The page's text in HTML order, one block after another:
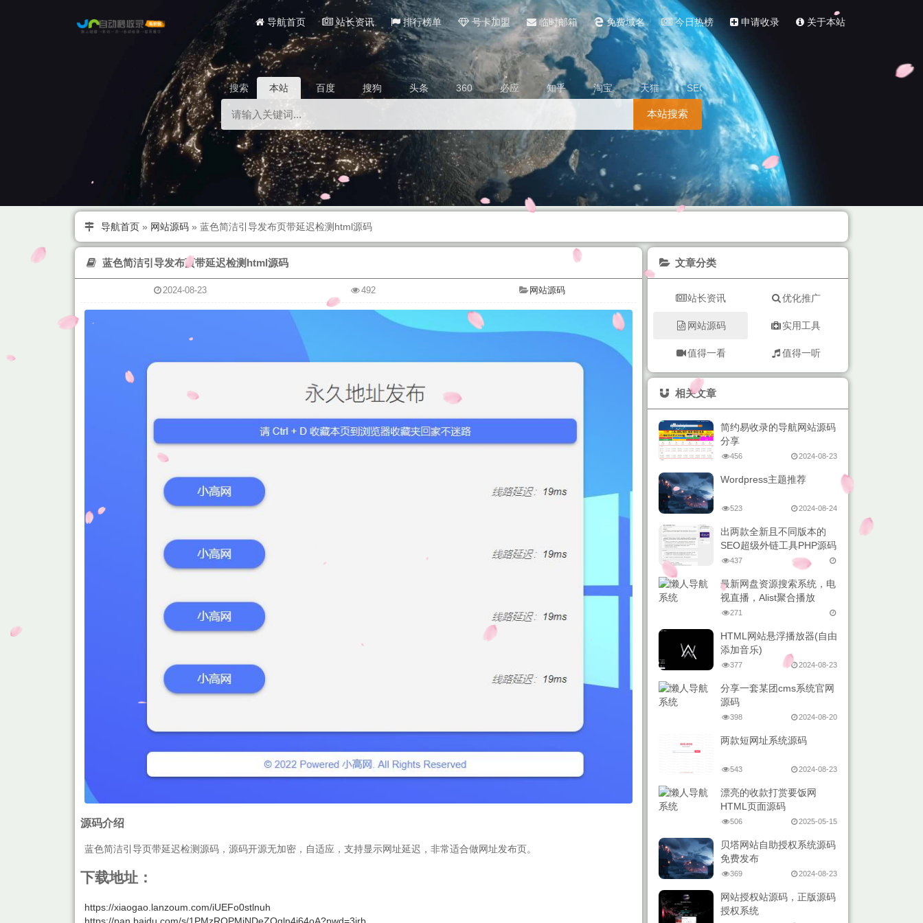
导航首页 站长资讯 排行榜单 号卡加盟 临时邮箱 免费域名 今日热榜 申请收录 关于本站
搜索 本站 百度 搜狗 头条 360 必应 知乎 淘宝 天猫 SEO
本站搜索
导航首页» 网站源码» 蓝色简洁引导发布页带延迟检测html源码
蓝色简洁引导发布页带延迟检测html源码
2024-08-23 492 网站源码
源码介绍
蓝色简洁引导页带延迟检测源码，源码开源无加密，自适应，支持显示网址延迟，非常适合做网址发布页。
下载地址：
https://xiaogao.lanzoum.com/iUEFo0stlnuh
https://pan.baidu.com/s/1PMzROPMjNDeZQgln4i64oA?pwd=3irb
文章分类
站长资讯 优化推广
网站源码 实用工具
值得一看 值得一听
相关文章
简约易收录的导航网站源码
分享
456 2024-08-23
Wordpress主题推荐
523 2024-08-24
出两款全新且不同版本的
SEO超级外链工具PHP源码
437
最新网盘资源搜索系统，电
视直播，Alist聚合播放
271
HTML网站悬浮播放器(自由
添加音乐)
377 2024-08-23
分享一套某团cms系统官网
源码
398 2024-08-20
两款短网址系统源码
543 2024-08-23
漂亮的收款打赏要饭网
HTML页面源码
506 2025-05-15
贝塔网站自助授权系统源码
免费发布
369 2024-08-23
网站授权站源码，正版源码
授权系统